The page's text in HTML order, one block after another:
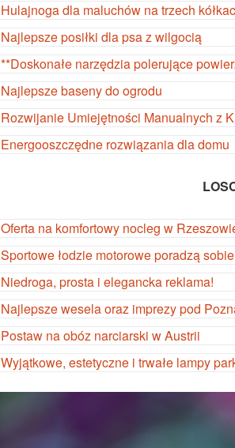
Hulajnoga dla maluchów na trzech
Najlepsze posiłki dla psa z wilgocią
**Doskonałe narzędzia polerujące
Najlepsze baseny do ogrodu
Rozwijanie Umiejętności Manualnych z
Energooszczędne rozwiązania dla domu
Oferta na komfortowy nocleg w
Sportowe łodzie motorowe poradzą
Niedroga, prosta i elegancka reklama!
Najlepsze wesela oraz imprezy pod
Postaw na obóz narciarski w Austrii
Wyjątkowe, estetyczne i trwałe lampy